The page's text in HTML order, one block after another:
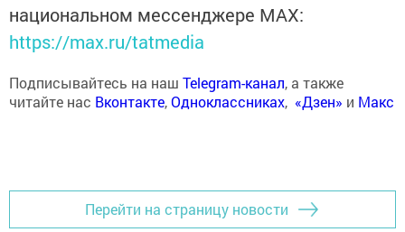
национальном мессенджере MАХ:
https://max.ru/tatmedia
Подписывайтесь на наш Telegram-канал, а также
читайте нас Вконтакте,Одноклассниках, «Дзен» и Макс
Перейти на страницу новости